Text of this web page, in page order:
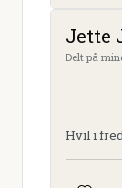
Jette
Delt på
Hvil i